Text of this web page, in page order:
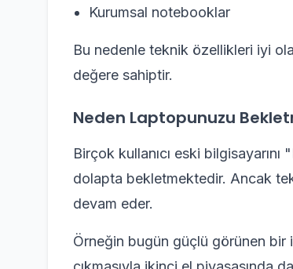
Kurumsal notebooklar
Bu nedenle teknik özellikleri iyi
değere sahiptir.
Neden Laptopunuzu
Birçok kullanıcı eski
dolapta bekletmektedir. Ancak
devam eder.
Örneğin bugün güçlü görünen bir